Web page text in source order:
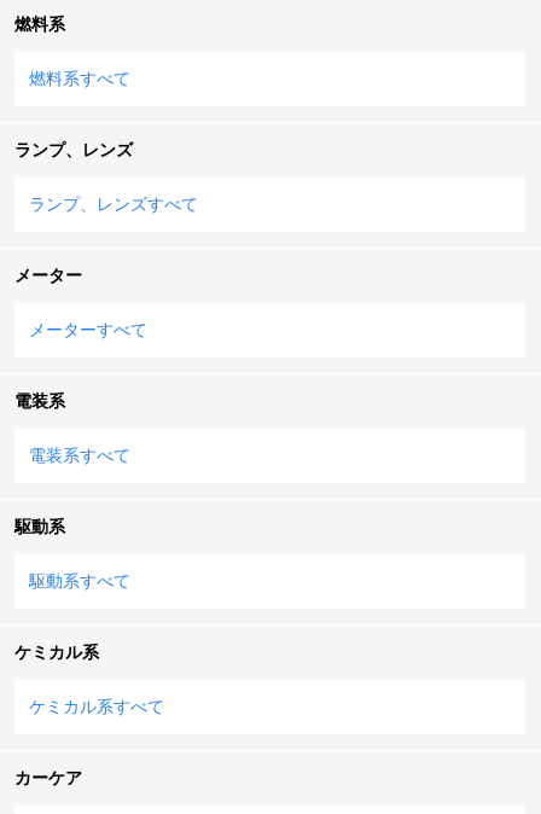
燃料系
燃料系すべて
ランプ、レンズ
ランプ、レンズすべて
メーター
メーターすべて
電装系
電装系すべて
駆動系
駆動系すべて
ケミカル系
ケミカル系すべて
カーケア